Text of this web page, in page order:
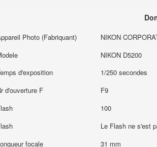
Photo (Fabriquant)
NIKON
NIKON D5200
d'exposition
1/250 secondes
d'ouverture F
F9
100
Le Flash ne s'est
focale
31 mm